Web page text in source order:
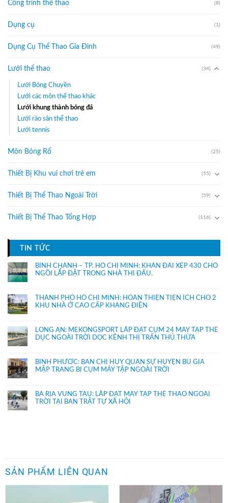
Công trình thể thao (8)
Dụng cụ (1)
Dụng Cụ Thể Thao Gia Đình (49)
Lưới thể thao (34)
Lưới Bóng Chuyền
Lưới các môn thể thao khác
Lưới khung thành bóng đá
Lưới rào sân thể thao
Lưới tennis
Môn Bóng Rổ (25)
Thiết Bị Khu vui chơi trẻ em (55)
Thiết Bị Thể Thao Ngoài Trời (59)
Thiết Bị Thể Thao Tổng Hợp (116)
TIN TỨC
BÌNH CHÁNH – TP. HỒ CHÍ MINH: KHÁN ĐÀI XẾP 430 CHỔ
NGỒI LẮP ĐẶT TRONG NHÀ THI ĐẤU.
THÀNH PHỐ HỒ CHÍ MINH: HOÀN THIỆN TIỆN ÍCH CHO 2
KHU NHÀ Ở CAO CẤP KHANG ĐIỀN
LONG AN: MEKONGSPORT LẮP ĐẶT CỤM 24 MÁY TẬP THỂ
DỤC NGOÀI TRỜI DỌC KÊNH THỊ TRẤN THỦ THỪA
BÌNH PHƯỚC: BAN CHỈ HUY QUÂN SỰ HUYỆN BÙ GIA
MẬP TRANG BỊ CỤM MÁY TẬP NGOÀI TRỜI
BÀ RỊA VŨNG TÀU: LẮP ĐẶT MÁY TẬP THỂ THAO NGOÀI
TRỜI TẠI BAN TRẬT TỰ XÃ HỘI
SẢN PHẨM LIÊN QUAN